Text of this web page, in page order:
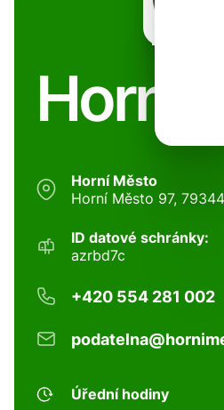
Horní
Horní Město
Horní Město 97,
ID datové schránky:
azrbd7c
+420 554 281 002
Úřední hodiny